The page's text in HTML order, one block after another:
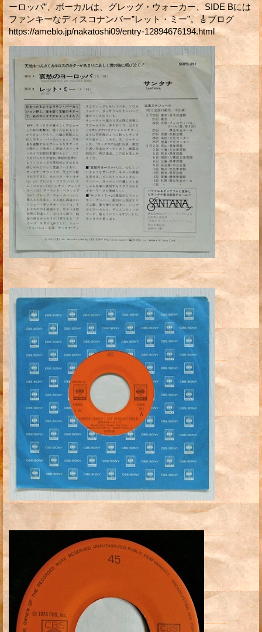
ーロッパ”、ボーカルは、グレッグ・ウォーカー、SIDE Bには
ファンキーなディスコナンバー”レット・ミー”。🎸ブログ
https://ameblo.jp/nakatoshi09/entry-12894676194.html